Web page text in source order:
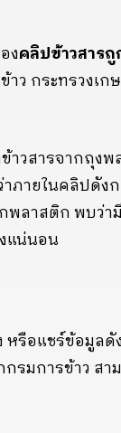
งคลิปข้าวสาร
ว กระทรวงเ
วสารจากถุง
ายในคลิปดังก
พลาสติก พบว่
แน่นอน
รือแชร์ข้อมูล
รมการข้าว ส